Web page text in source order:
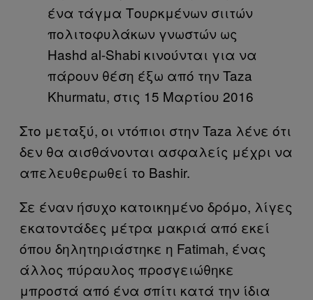
ένα τάγμα Τουρκμένων σιιτών
πολιτοφυλάκων γνωστών ως
Hashd al-Shabi κινούνται για να
πάρουν θέση έξω από την Taza
Khurmatu, στις 15 Μαρτίου 2016
Στο μεταξύ, οι ντόπιοι στην Taza λένε ότι
δεν θα αισθάνονται ασφαλείς μέχρι να
απελευθερωθεί το Bashir.
Σε έναν ήσυχο κατοικημένο δρόμο, λίγες
εκατοντάδες μέτρα μακριά από εκεί
όπου δηλητηριάστηκε η Fatimah, ένας
άλλος πύραυλος προσγειώθηκε
μπροστά από ένα σπίτι κατά την ίδια